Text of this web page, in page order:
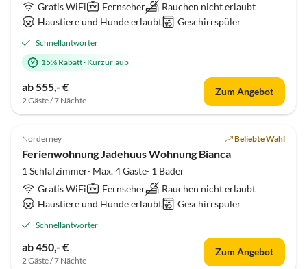
Gratis WiFi
Fernseher
Rauchen nicht erlaubt
Haustiere und Hunde erlaubt
Geschirrspüler
Schnellantworter
15% Rabatt· Kurzurlaub
ab 555,- €
2 Gäste / 7 Nächte
Zum Angebot
5.0 (6)
Norderney Beliebte Wahl
Ferienwohnung Jadehuus Wohnung Bianca
1 Schlafzimmer· Max. 4 Gäste· 1 Bäder
Gratis WiFi
Fernseher
Rauchen nicht erlaubt
Haustiere und Hunde erlaubt
Geschirrspüler
Schnellantworter
ab 450,- €
2 Gäste / 7 Nächte
Zum Angebot